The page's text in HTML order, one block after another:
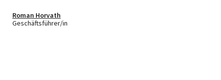
Roman Horvath
Geschäftsführer/in